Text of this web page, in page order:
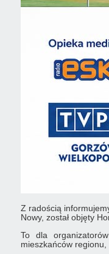
Z radością
Nowy, został objęty
To dla
mieszkańców